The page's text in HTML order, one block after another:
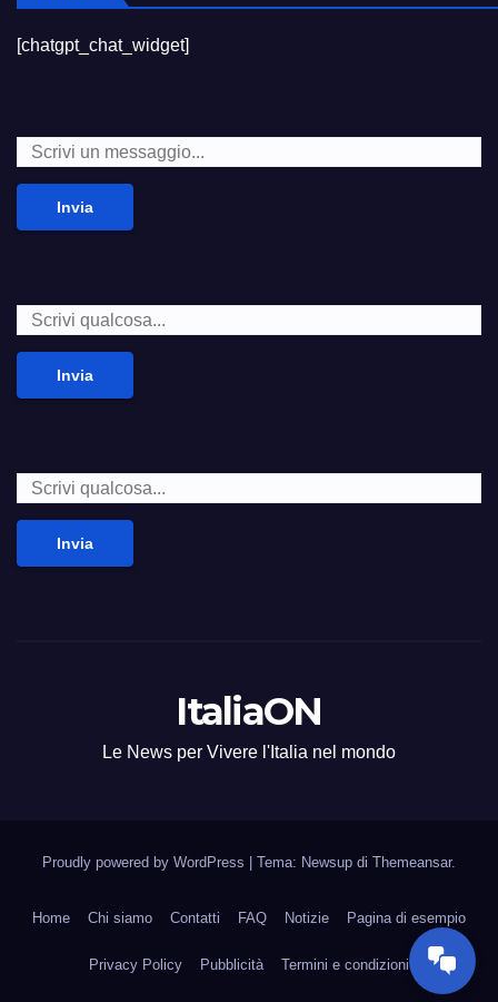
[chatgpt_chat_widget]
Invia
Invia
Invia
ItaliaON
Le News per Vivere l'Italia nel mondo
Proudly powered by WordPress Tema: Newsup di Themeansar.
Home Chi siamo Contatti FAQ Notizie Pagina di esempio
Privacy Policy Pubblicità Termini e condizioni